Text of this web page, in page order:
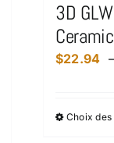
3D
$22.94 –
Choix